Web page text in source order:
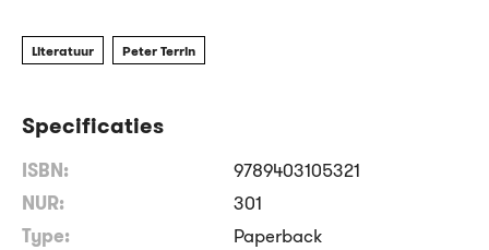
Literatuur Peter Terrin
Specificaties
ISBN:
9789403105321
NUR:
301
Type:
Paperback